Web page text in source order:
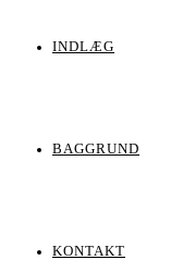
INDLÆG
BAGGRUND
KONTAKT